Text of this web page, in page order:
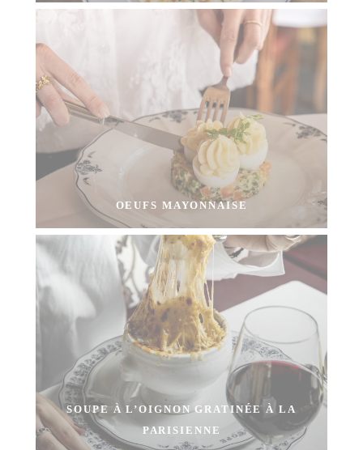
OEUFS MAYONNAISE
SOUPE À L’OIGNON GRATINÉE À LA
PARISIENNE